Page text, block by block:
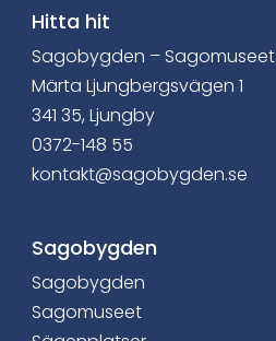
a
F
a
c
b
o
Hitta hit
Sagobygden – Sagomuseet
Märta Ljungbergsvägen 1
341 35, Ljungby
0372-148 55
kontakt@sagobygden.se
Sagobygden
Sagobygden
Sagomuseet